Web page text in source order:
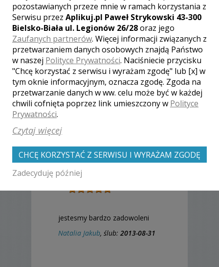
Państwa, a jednocześnie pozwala mi na
elastyczność i zróżnicowanie materiału,
który potem trafia do Was w postaci
reportażu.
Do tego zestaw profesjonalnych, jasnych
obiektywów (35, 50 i 85mm) oraz kilka lamp
błyskowych, które wykorzystuję tylko
podczas zabawy na przyjęciu.
Ocena:
jestesmy bardzo zadowoleni
Natalia Jakub, ślub: 2013-08-31
pozostawianych przeze mnie w ramach korzystania z
Serwisu przez Aplikuj.pl Paweł Strykowski 43-300
Bielsko-Biała ul. Legionów 26/28oraz jego
Zaufanych partnerów. Więcej informacji związanych z
przetwarzaniem danych osobowych znajdą Państwo
w naszej Polityce Prywatności. Naciśniecie przycisku
"Chcę korzystać z serwisu i wyrażam zgodę" lub [x] w
tym oknie informacyjnym, oznacza zgodę. Zgoda na
przetwarzanie danych w ww. celu może być w każdej
chwili cofnięta poprzez link umieszczony w Polityce
Prywatności.
Czytaj więcej
CHCĘ KORZYSTAĆ Z SERWISU I WYRAŻAM ZGODĘ
Zadecyduję później